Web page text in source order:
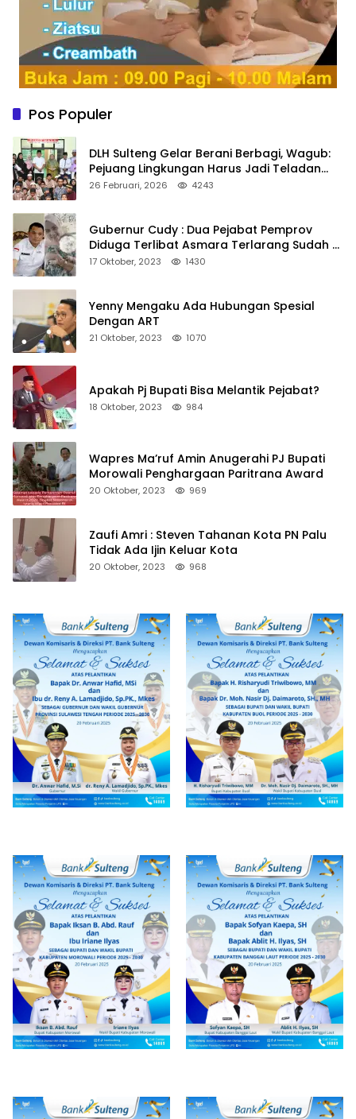
Pos Populer
DLH Sulteng Gelar Berani Berbagi, Wagub:
Pejuang Lingkungan Harus Jadi Teladan
Kepedulian
26 Februari, 2026 4243
Gubernur Cudy : Dua Pejabat Pemprov
Diduga Terlibat Asmara Terlarang Sudah di
Non Job
17 Oktober, 2023 1430
Yenny Mengaku Ada Hubungan Spesial
Dengan ART
21 Oktober, 2023 1070
Apakah Pj Bupati Bisa Melantik Pejabat?
18 Oktober, 2023 984
Wapres Ma’ruf Amin Anugerahi PJ Bupati
Morowali Penghargaan Paritrana Award
20 Oktober, 2023 969
Zaufi Amri : Steven Tahanan Kota PN Palu
Tidak Ada Ijin Keluar Kota
20 Oktober, 2023 968